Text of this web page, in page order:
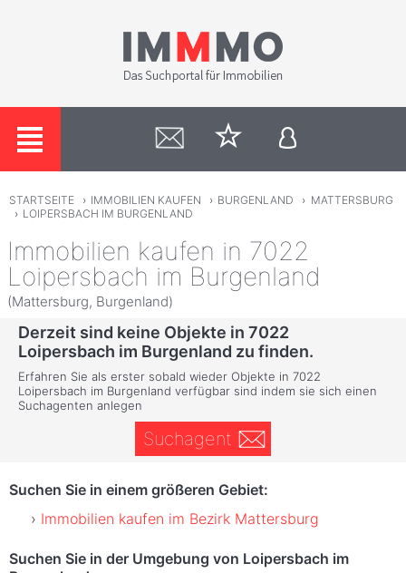
STARTSEITE › IMMOBILIEN KAUFEN › BURGENLAND › MATTERSBURG
› LOIPERSBACH IM BURGENLAND
Immobilien kaufen in 7022
Loipersbach im Burgenland
(Mattersburg, Burgenland)
Derzeit sind keine Objekte in 7022
Loipersbach im Burgenland zu finden.
Erfahren Sie als erster sobald wieder Objekte in 7022
Loipersbach im Burgenland verfügbar sind indem sie sich einen
Suchagenten anlegen
Suchagent
Suchen Sie in einem größeren Gebiet:
Immobilien kaufen im Bezirk Mattersburg
Suchen Sie in der Umgebung von Loipersbach im